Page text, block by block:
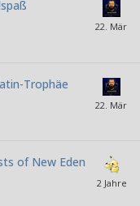
Trophäe
of New Eden